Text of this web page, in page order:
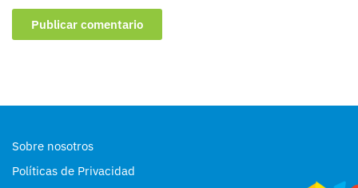
Sobre nosotros
Políticas de Privacidad